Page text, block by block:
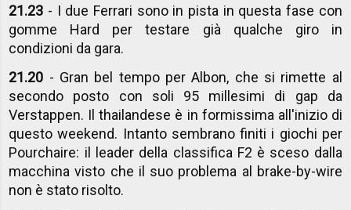
21.23 - I due Ferrari sono in pista in questa fase con
gomme Hard per testare già qualche giro in
condizioni da gara.
21.20 - Gran bel tempo per Albon, che si rimette al
secondo posto con soli 95 millesimi di gap da
Verstappen. Il thailandese è in formissima all'inizio di
questo weekend. Intanto sembrano finiti i giochi per
Pourchaire: il leader della classifica F2 è sceso dalla
macchina visto che il suo problema al brake-by-wire
non è stato risolto.